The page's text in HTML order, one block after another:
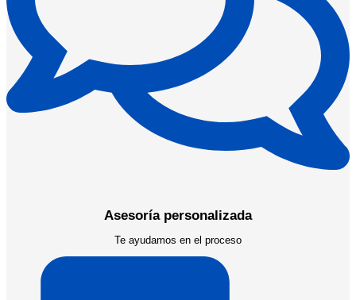
Asesoría personalizada
Te ayudamos en el proceso